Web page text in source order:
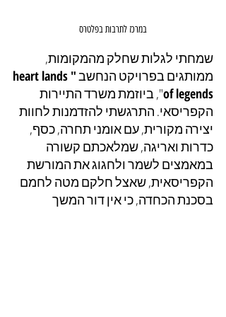
במרכז לתרבות בפלטרס
שמחתי לגלות שחלק מהמקומות,
ממותגים בפרויקט הנחשב
"heart lands
of legends", ביוזמת משרד התיירות
הקפריסאי. התרגשתי להזדמנות לחוות
יצירה מקורית, עם אומני תחרה, כסף,
כדרות ואריגה, שמלאכתם קשורה
במאמצים לשמר ולחגוג את המורשת
הקפריסאית, שאצל חלקם מטה לחמם
בסכנת הכחדה, כי אין דור המשך